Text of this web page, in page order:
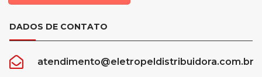
DADOS DE CONTATO
atendimento@eletropeldistribuidora.com.br